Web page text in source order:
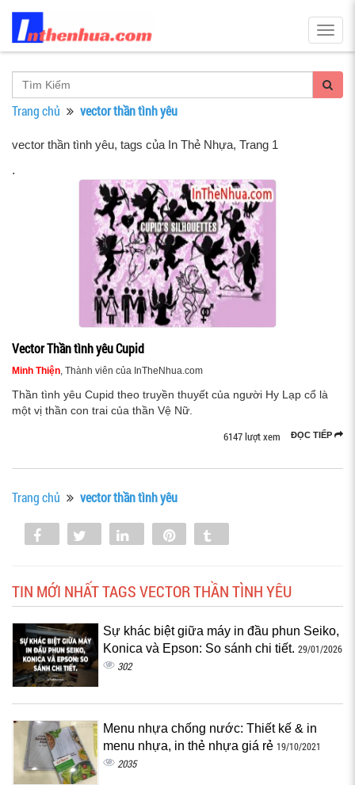
Trang chủ vector thần tình yêu
vector thần tình yêu, tags của In Thẻ Nhựa, Trang 1
.
Vector Thần tình yêu Cupid
Minh Thiện, Thành viên của InTheNhua.com
Thần tình yêu Cupid theo truyền thuyết của người Hy Lạp cổ là
một vị thần con trai của thần Vệ Nữ.
ĐỌC TIẾP
6147 lượt xem
Trang chủ vector thần tình yêu
Share Tweet Share
TIN MỚI NHẤT TAGS VECTOR THẦN TÌNH YÊU
Sự khác biệt giữa máy in đầu phun Seiko,
Konica và Epson: So sánh chi tiết. 29/01/2026
302
Menu nhựa chống nước: Thiết kế & in
menu nhựa, in thẻ nhựa giá rẻ 19/10/2021
2035